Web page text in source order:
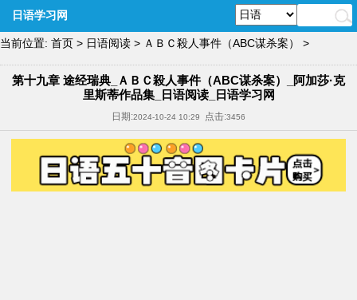
日语学习网
当前位置: 首页 > 日语阅读 > ＡＢＣ殺人事件（ABC谋杀案） >
第十九章 途经瑞典_ＡＢＣ殺人事件（ABC谋杀案）_阿加莎·克
里斯蒂作品集_日语阅读_日语学习网
日期:2024-10-24 10:29 点击:3456